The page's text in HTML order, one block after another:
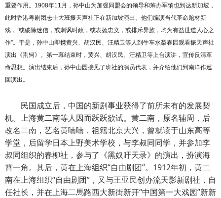
重要作用。1908年11月，孙中山为加强同盟会的领导和筹办军饷也到达新加坡，
此时香港粤剧团志士大班振天声社正在新加坡演出。他们编演当代革命题材新
戏，“或破除迷信，或刺讽时政，或表扬忠义，或排斥异族，均为有益世道人心之
作”。于是，孙中山即携黄兴、胡汉民、汪精卫等人到牛车水梨春园观看振天声社
演出《荆轲》。第一幕结束时，黄兴、胡汉民、汪精卫等上台演讲，宣传反清革
命思想。演出结束后，孙中山园接见了班社的演员代表，并介绍他们到南洋作巡
回演出。
民国成立后，中国的新剧事业获得了前所未有的发展契
机。上海黄二南等人因而跃跃欲试。黄二南，原名辅周，后
改名二南，艺名黄喃喃，祖籍北京大兴，曾就读于山东高等
学堂，后留学日本上野美术学校，与李叔同同学，并参加李
叔同组织的春柳社，参与了《黑奴吁天录》的演出，扮演海
霄一角。其后，黄在上海组织“自由剧团”。1912年初，黄二
南在上海组织“自由剧团”，又与王亚民创办流天影新剧社，自
任社长，并在上海二馬路西大新街新开“中国第一大戏园”新新